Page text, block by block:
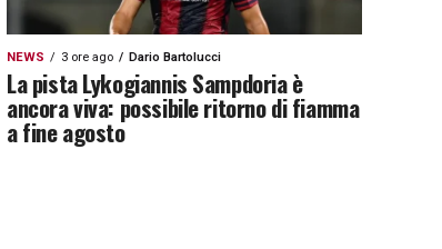
NEWS 3 ore ago Dario Bartolucci
La pista Lykogiannis Sampdoria è
ancora viva: possibile ritorno di fiamma
a fine agosto